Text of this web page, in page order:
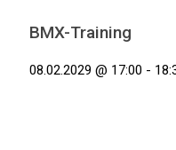
BMX-Training
08.02.2029 @ 17:00 -